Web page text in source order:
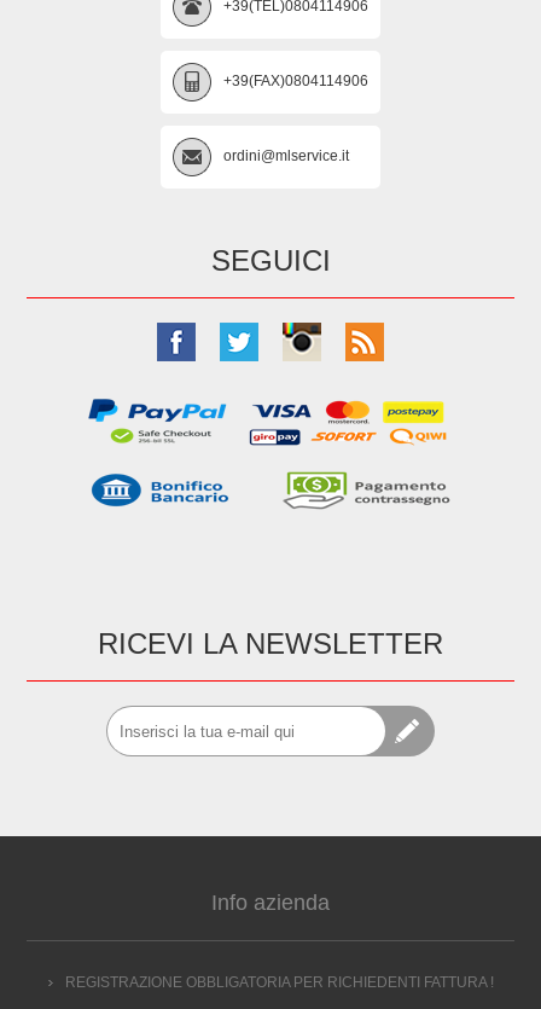
+39(TEL)0804114906
+39(FAX)0804114906
ordini@mlservice.it
SEGUICI
RICEVI LA NEWSLETTER
Info azienda
REGISTRAZIONE OBBLIGATORIA PER RICHIEDENTI FATTURA !